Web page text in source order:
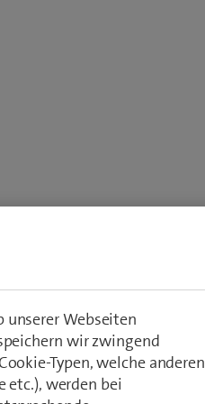
& Nutzung
Webseiten
wir zwingend
Typen, welche anderen
etc.), werden bei